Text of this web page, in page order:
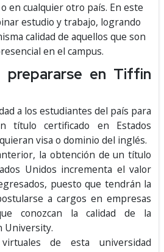
en cualquier otro país. En este
estudio y trabajo, logrando
calidad de aquellos que son
en el campus.
prepararse en Tiffin
a los estudiantes del país para
título certificado en Estados
visa o dominio del inglés.
la obtención de un título
Unidos incrementa el valor
puesto que tendrán la
a cargos en empresas
conozcan la calidad de la
University.
de esta universidad